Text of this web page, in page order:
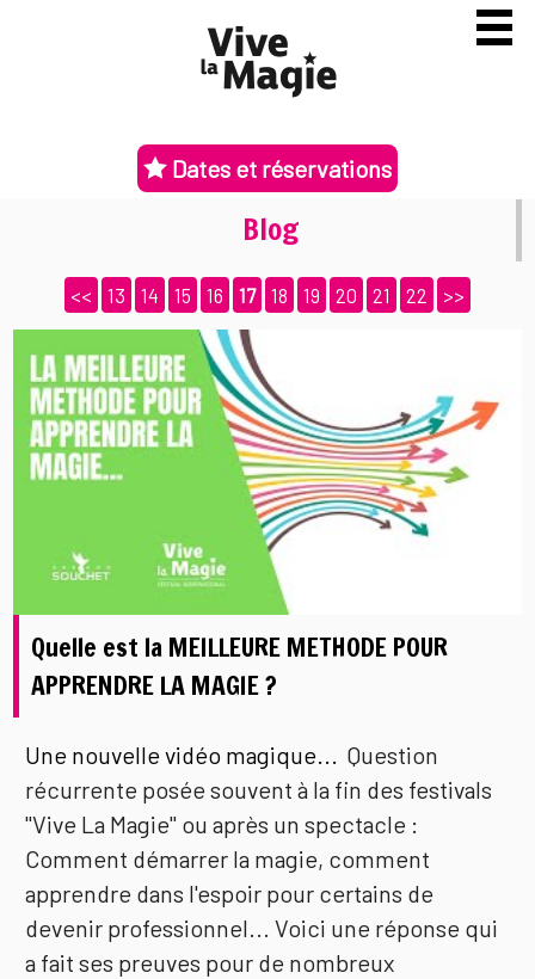
Dates et réservations
Blog
<< 13 14 15 16 17 18 19 20 21 22 >>
Quelle est la MEILLEURE METHODE POUR
APPRENDRE LA MAGIE ?
Une nouvelle vidéo magique...Question
récurrente posée souvent à la fin des festivals
"Vive La Magie" ou après un spectacle :
Comment démarrer la magie, comment
apprendre dans l'espoir pour certains de
devenir professionnel... Voici une réponse qui
a fait ses preuves pour de nombreux